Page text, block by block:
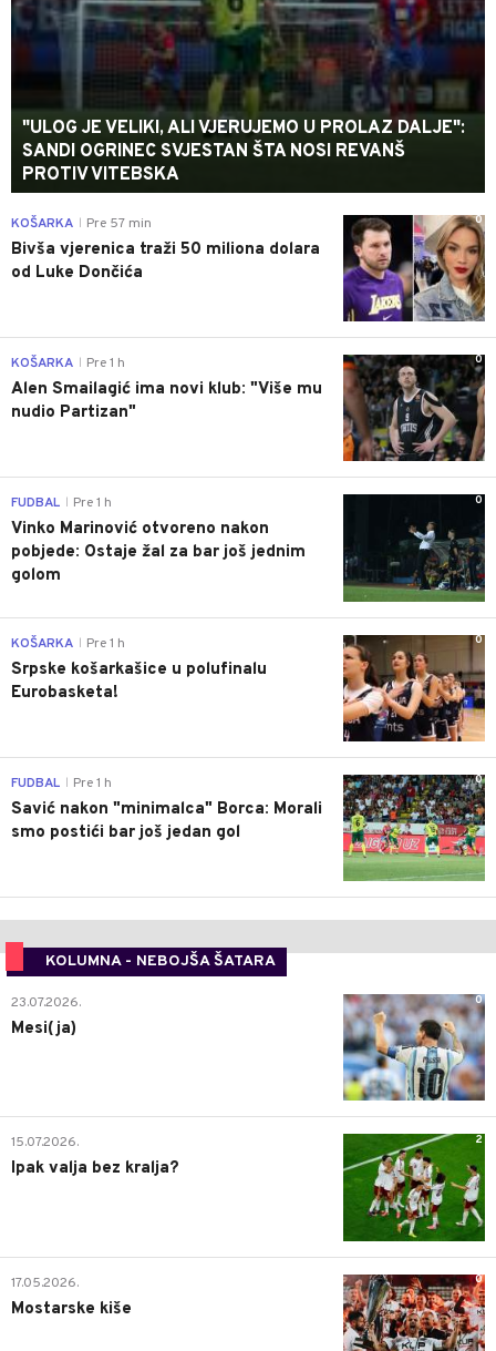
"ULOG JE VELIKI, ALI VJERUJEMO U PROLAZ DALJE":
SANDI OGRINEC SVJESTAN ŠTA NOSI REVANŠ
PROTIV VITEBSKA
0
KOŠARKA Pre 57 min
Bivša vjerenica traži 50 miliona dolara
od Luke Dončića
0
KOŠARKA Pre 1 h
Alen Smailagić ima novi klub: "Više mu
nudio Partizan"
0
FUDBAL Pre 1 h
Vinko Marinović otvoreno nakon
pobjede: Ostaje žal za bar još jednim
golom
0
KOŠARKA Pre 1 h
Srpske košarkašice u polufinalu
Eurobasketa!
0
FUDBAL Pre 1 h
Savić nakon "minimalca" Borca: Morali
smo postići bar još jedan gol
KOLUMNA - NEBOJŠA ŠATARA
0
23.07.2026.
Mesi(ja)
2
15.07.2026.
Ipak valja bez kralja?
0
17.05.2026.
Mostarske kiše